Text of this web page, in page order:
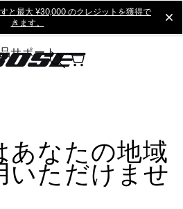
と最大 ¥30,000 のクレジットを獲得で
きます。
サポート
あなたの地域
いただけませ